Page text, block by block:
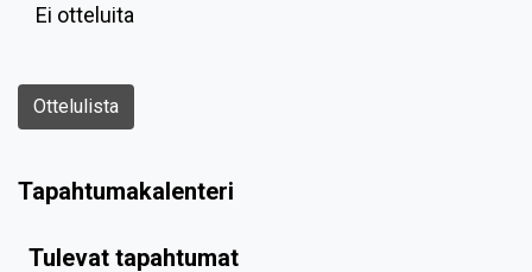
Ei otteluita
Ottelulista
Tapahtumakalenteri
Tulevat tapahtumat